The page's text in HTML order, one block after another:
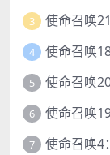
3 使命召唤
4 使命召唤
5 使命召唤
6 使命召唤
7 使命召唤4